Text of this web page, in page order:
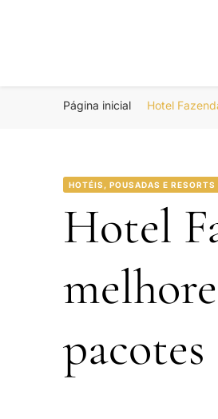
Portal
Página inicial Hotel
HOTÉIS, POUSADAS E RESORTS
Hotel
pacotes